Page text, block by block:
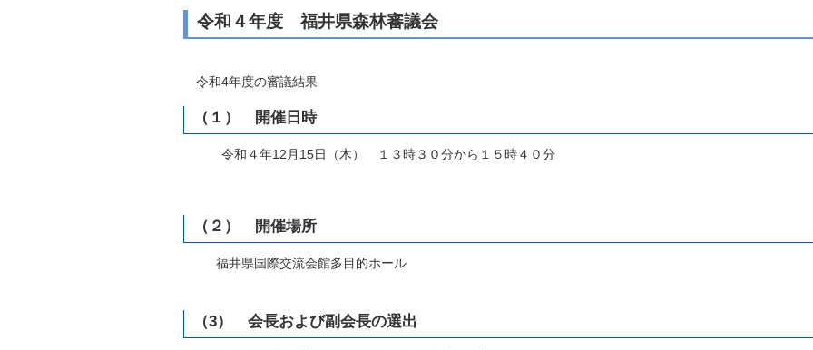
交通・道路
河川・砂防・港湾
令和４年度 福井県森林審議会
令和4年度の審議結果
（１） 開催日時
令和４年12月15日（木） １３時３０分から１５時４０分
（２） 開催場所
福井県国際交流会館多目的ホール
（3） 会長および副会長の選出